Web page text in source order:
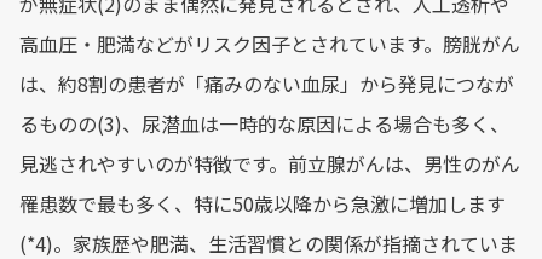
高血圧・肥満などがリスク因子とされています。膀胱がん
は、約8割の患者が「痛みのない血尿」から発見につなが
るものの(3)、尿潜血は一時的な原因による場合も多く、
見逃されやすいのが特徴です。前立腺がんは、男性のがん
罹患数で最も多く、特に50歳以降から急激に増加します
(*4)。家族歴や肥満、生活習慣との関係が指摘されていま